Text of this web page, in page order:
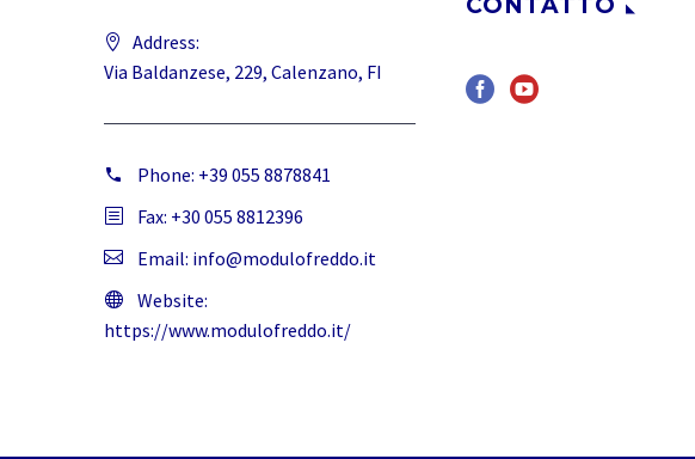
Address:
Via Baldanzese, 229, Calenzano, FI
Phone: +39 055 8878841
Fax: +30 055 8812396
Email: info@modulofreddo.it
Website:
https://www.modulofreddo.it/
CONTATTO